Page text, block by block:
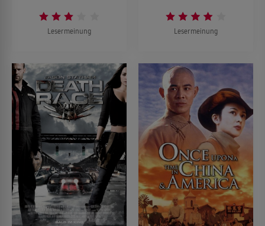
Lesermeinung Lesermeinung